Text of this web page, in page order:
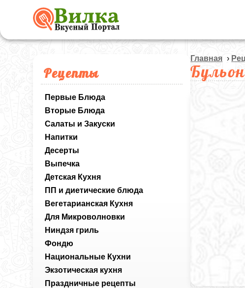
Рецепты
Первые Блюда
Вторые Блюда
Салаты и Закуски
Напитки
Десерты
Выпечка
Детская Кухня
ПП и диетические блюда
Вегетарианская Кухня
Для Микроволновки
Ниндзя гриль
Фондю
Национальные Кухни
Экзотическая кухня
Праздничные рецепты
Главная ›